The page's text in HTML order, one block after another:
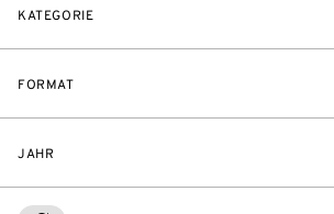
KATEGORIE
FORMAT
JAHR